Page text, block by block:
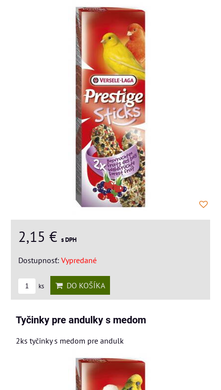
2,15 € s DPH
Dostupnosť: Vypredané
ks DO KOŠÍKA
Tyčinky pre andulky s medom
2ks tyčinky s medom pre andulk